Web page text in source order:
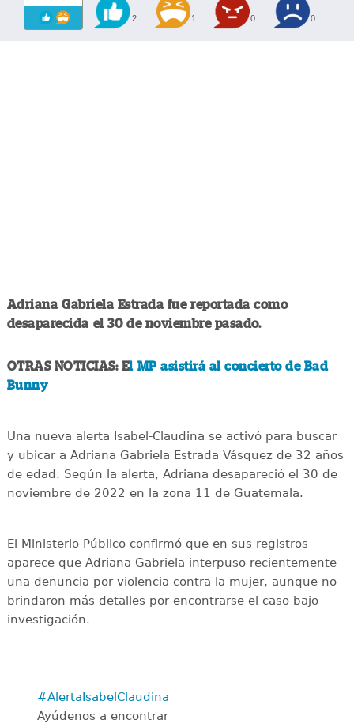
2 1 0 0
Adriana Gabriela Estrada fue reportada como
desaparecida el 30 de noviembre pasado.
OTRAS NOTICIAS: El MP asistirá al concierto de Bad
Bunny
Una nueva alerta Isabel-Claudina se activó para buscar
y ubicar a Adriana Gabriela Estrada Vásquez de 32 años
de edad. Según la alerta, Adriana desapareció el 30 de
noviembre de 2022 en la zona 11 de Guatemala.
El Ministerio Público confirmó que en sus registros
aparece que Adriana Gabriela interpuso recientemente
una denuncia por violencia contra la mujer, aunque no
brindaron más detalles por encontrarse el caso bajo
investigación.
#AlertaIsabelClaudina
Ayúdenos a encontrar